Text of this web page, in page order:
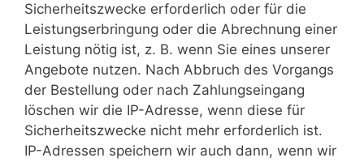
Sicherheitszwecke erforderlich oder für die
Leistungserbringung oder die Abrechnung einer
Leistung nötig ist, z. B. wenn Sie eines unserer
Angebote nutzen. Nach Abbruch des Vorgangs
der Bestellung oder nach Zahlungseingang
löschen wir die IP-Adresse, wenn diese für
Sicherheitszwecke nicht mehr erforderlich ist.
IP-Adressen speichern wir auch dann, wenn wir